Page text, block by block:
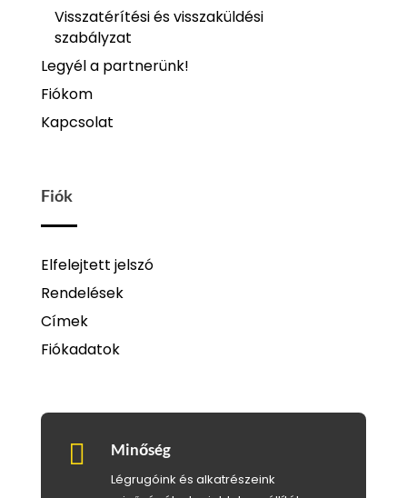
Visszatérítési és visszaküldési
szabályzat
Legyél a partnerünk!
Fiókom
Kapcsolat
Fiók
Elfelejtett jelszó
Rendelések
Címek
Fiókadatok
 Minőség
Légrugóink és alkatrészeink